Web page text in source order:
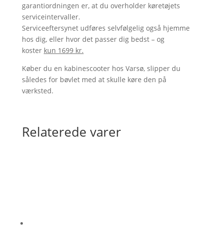
garantiordningen er, at du overholder køretøjets
serviceintervaller.
Serviceeftersynet udføres selvfølgelig også hjemme
hos dig, eller hvor det passer dig bedst – og
koster kun 1699 kr.
Køber du en kabinescooter hos Varsø, slipper du
således for bøvlet med at skulle køre den på
værksted.
Relaterede varer